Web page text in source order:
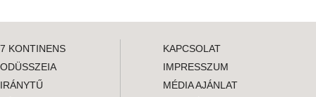
7 KONTINENS
ODÜSSZEIA
IRÁNYTŰ
KAPCSOLAT
IMPRESSZUM
MÉDIA AJÁNLAT